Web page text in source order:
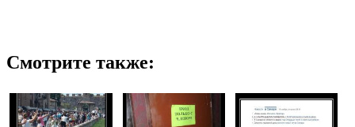
Смотрите также: